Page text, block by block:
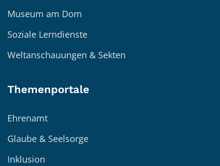
Museum am Dom
Soziale Lerndienste
Weltanschauungen & Sekten
Themenportale
Ehrenamt
Glaube & Seelsorge
Inklusion